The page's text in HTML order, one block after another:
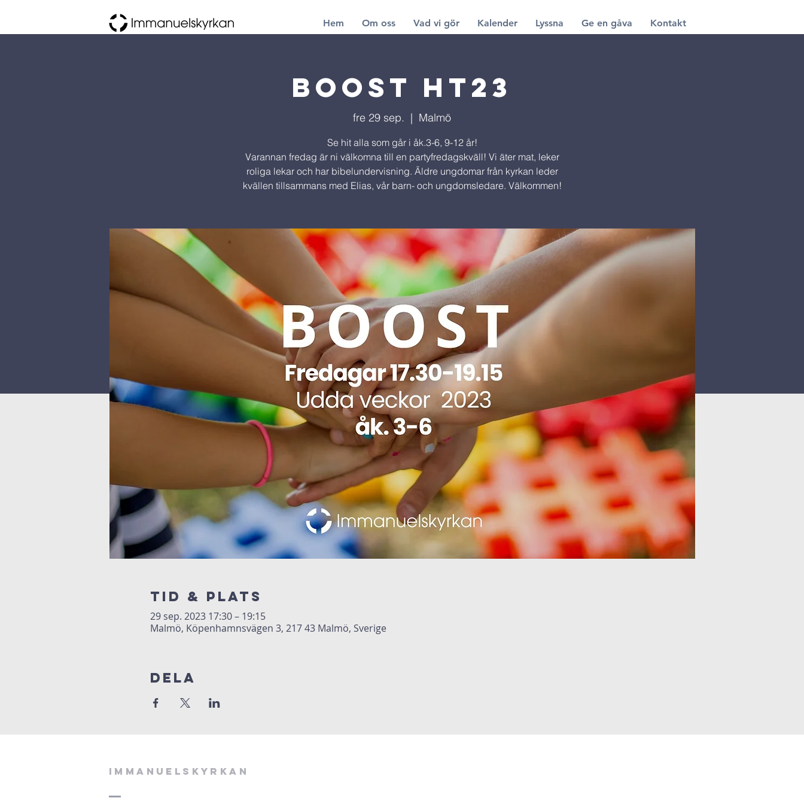
Hem Om oss Vad vi gör Kalender Lyssna Ge en gåva Kontakt
Boost ht23
fre 29 sep.
  |
Malmö
Se hit alla som går i åk.3-6, 9-12 år!
Varannan fredag är ni välkomna till en partyfredagskväll! Vi äter mat, leker
roliga lekar och har bibelundervisning. Äldre ungdomar från kyrkan leder
kvällen tillsammans med Elias, vår barn- och ungdomsledare. Välkommen!
Tid & Plats
29 sep. 2023 17:30 – 19:15
Malmö, Köpenhamnsvägen 3, 217 43 Malmö, Sverige
Dela
Immanuelskyrkan